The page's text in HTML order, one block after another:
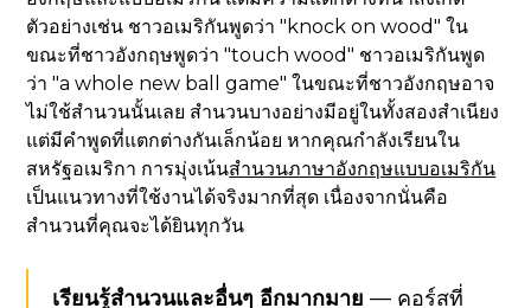
ตัวอย่างเช่น ชาวอเมริกันพูดว่า "knock on wood" ใน
ขณะที่ชาวอังกฤษพูดว่า "touch wood" ชาวอเมริกันพูด
ว่า "a whole new ball game" ในขณะที่ชาวอังกฤษอาจ
ไม่ใช้สำนวนนั้นเลย สำนวนบางอย่างมีอยู่ในทั้งสองสำเนียง
แต่มีคำพูดที่แตกต่างกันเล็กน้อย หากคุณกำลังเรียนใน
สหรัฐอเมริกา การมุ่งเน้นสำนวนภาษาอังกฤษแบบอเมริกัน
เป็นแนวทางที่ใช้งานได้จริงมากที่สุด เนื่องจากนั่นคือ
สำนวนที่คุณจะได้ยินทุกวัน
เรียนรู้สำนวนและอื่นๆ อีกมากมาย — คอร์สที่